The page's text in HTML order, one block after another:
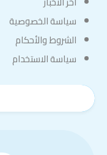
سياسة الخصوصية
الشروط والأحكام
سياسة الاستخدام